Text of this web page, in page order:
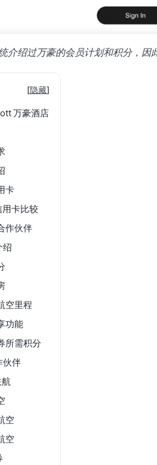
介绍过万豪的会员计划和积分，因
[隐藏]
万豪酒店
卡
卡比较
作伙伴
绍
空里程
功能
所需积分
伙伴
航
空
空